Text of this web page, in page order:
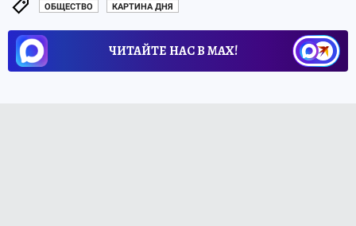
ОБЩЕСТВО КАРТИНА ДНЯ
ЧИТАЙТЕ НАС В МАХ!